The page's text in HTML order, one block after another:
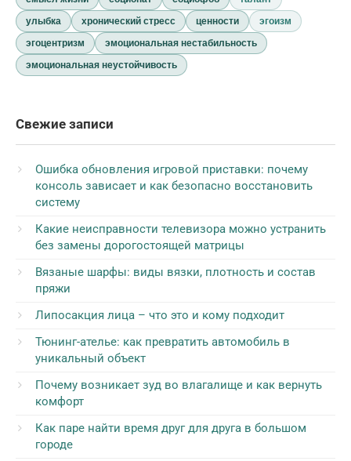
улыбка
хронический стресс ценности
эгоизм
эгоцентризм
эмоциональная нестабильность
эмоциональная неустойчивость
Свежие записи
Ошибка обновления игровой приставки: почему
консоль зависает и как безопасно восстановить
систему
Какие неисправности телевизора можно устранить
без замены дорогостоящей матрицы
Вязаные шарфы: виды вязки, плотность и состав
пряжи
Липосакция лица – что это и кому подходит
Тюнинг-ателье: как превратить автомобиль в
уникальный объект
Почему возникает зуд во влагалище и как вернуть
комфорт
Как паре найти время друг для друга в большом
городе